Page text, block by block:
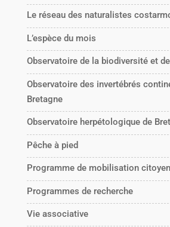
Le réseau des naturalistes
L’espèce du mois
Observatoire de la biodiversité et
Observatoire des invertébrés
Bretagne
Observatoire herpétologique de
Pêche à pied
Programme de mobilisation
Programmes de recherche
Vie associative